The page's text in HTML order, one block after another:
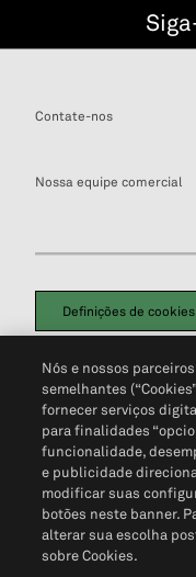
Contate-nos
Nossa equipe comercial
Definições de cookies
Política de Privacidade
Não Venda Minhas
Nós e nossos
semelhantes
fornecer serviços
para finalidades
funcionalidade,
e publicidade
modificar suas
botões neste banner.
alterar sua escolha
sobre Cookies.